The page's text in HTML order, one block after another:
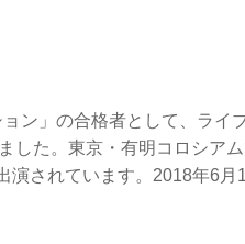
ン」の合格者として、ライ
した。東京・有明コロシア
演されています。2018年6月